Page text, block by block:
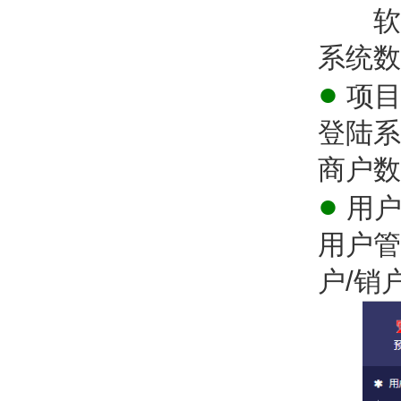
软件
系统
● 项
登陆
商户
● 用
用户
户/销